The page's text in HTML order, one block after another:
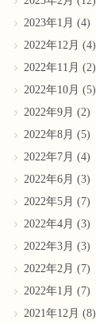
2023年1月 (4)
2022年12月 (4)
2022年11月 (2)
2022年10月 (5)
2022年9月 (2)
2022年8月 (5)
2022年7月 (4)
2022年6月 (3)
2022年5月 (7)
2022年4月 (3)
2022年3月 (3)
2022年2月 (7)
2022年1月 (7)
2021年12月 (8)